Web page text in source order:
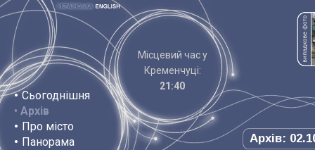
• Сьогоднішня
• Архів
• Про місто
• Панорама
Місцевий час у
Кременчуці:
21:40
Архів: